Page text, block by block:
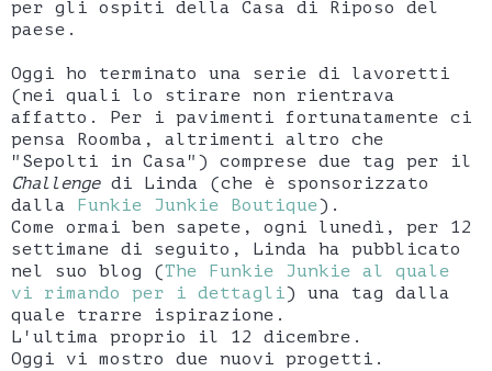
per gli ospiti della Casa di Riposo del
paese.
Oggi ho terminato una serie di lavoretti
(nei quali lo stirare non rientrava
affatto. Per i pavimenti fortunatamente ci
pensa Roomba, altrimenti altro che
"Sepolti in Casa") comprese due tag per il
Challengedi Linda (che è sponsorizzato
dalla
Funkie Junkie Boutique).
Come ormai ben sapete, ogni lunedì, per 12
settimane di seguito, Linda ha pubblicato
nel suo blog (The Funkie Junkie al quale
vi rimando per i dettagli) una tag dalla
quale trarre ispirazione.
L'ultima proprio il 12 dicembre.
Oggi vi mostro due nuovi progetti.